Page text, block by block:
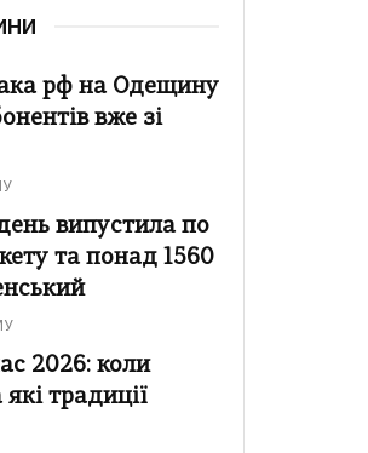
рф на Одещину
вже зі
випустила по
та понад 1560
2026: коли
традиції